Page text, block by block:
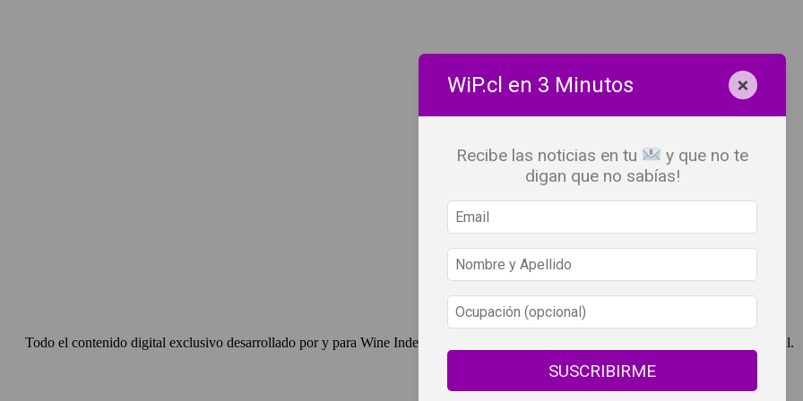
Todo el contenido digital exclusivo desarrollado por y para Wine Independent Press Chile, cuenta con derechos de propiedad intelectual.
WiP.cl en 3 Minutos ×
Recibe las noticias en tu
y que no te
digan que no sabías!
SUSCRIBIRME